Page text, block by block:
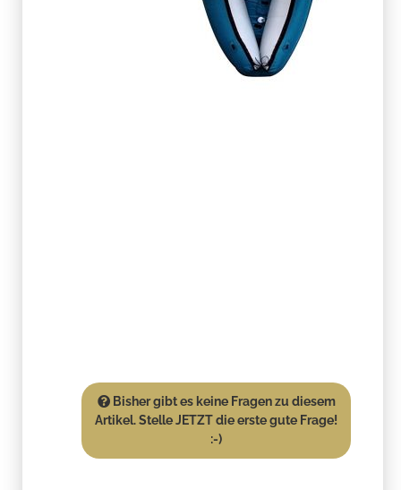
Bisher gibt es keine Fragen zu diesem
Artikel. Stelle JETZT die erste gute Frage!
:-)